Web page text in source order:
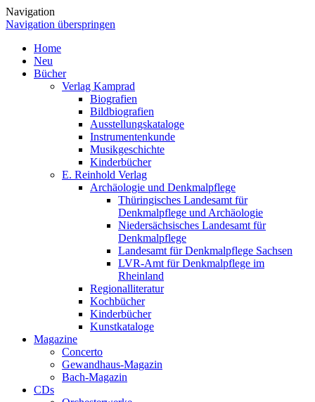
Navigation
Navigation überspringen
Home
Neu
Bücher
Verlag Kamprad
Biografien
Bildbiografien
Ausstellungskataloge
Instrumentenkunde
Musikgeschichte
Kinderbücher
E. Reinhold Verlag
Archäologie und Denkmalpflege
Thüringisches Landesamt für
Denkmalpflege und Archäologie
Niedersächsisches Landesamt für
Denkmalpflege
Landesamt für Denkmalpflege Sachsen
LVR-Amt für Denkmalpflege im
Rheinland
Regionalliteratur
Kochbücher
Kinderbücher
Kunstkataloge
Magazine
Concerto
Gewandhaus-Magazin
Bach-Magazin
CDs